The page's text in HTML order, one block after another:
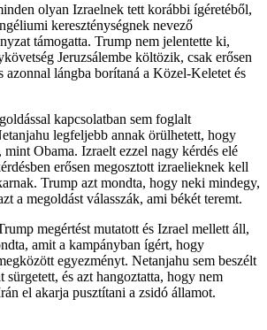
olyan Izraelnek tett korábbi ígéretéből,
kereszténységnek nevező
támogatta. Trump nem jelentette ki,
Jeruzsálembe költözik, csak erősen
azonnal lángba borítaná a Közel-Keletet és
kapcsolatban sem foglalt
legfeljebb annak örülhetett, hogy
mint Obama. Izraelt ezzel nagy kérdés elé
erősen megosztott izraelieknek kell
Trump azt mondta, hogy neki mindegy,
a megoldást válasszák, ami békét teremt.
megértést mutatott és Izrael mellett áll,
amit a kampányban ígért, hogy
egyezményt. Netanjahu sem beszélt
sürgetett, és azt hangoztatta, hogy nem
el akarja pusztítani a zsidó államot.